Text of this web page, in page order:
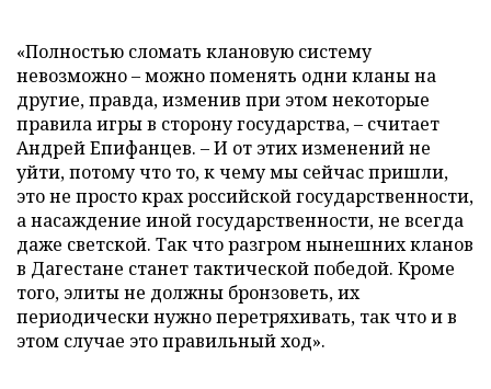
«Полностью сломать клановую систему
невозможно – можно поменять одни кланы на
другие, правда, изменив при этом некоторые
правила игры в сторону государства, – считает
Андрей Епифанцев. – И от этих изменений не
уйти, потому что то, к чему мы сейчас пришли,
это не просто крах российской государственности,
а насаждение иной государственности, не всегда
даже светской. Так что разгром нынешних кланов
в Дагестане станет тактической победой. Кроме
того, элиты не должны бронзоветь, их
периодически нужно перетряхивать, так что и в
этом случае это правильный ход».